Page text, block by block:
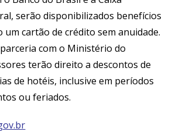
serão disponibilizados benefícios
um cartão de crédito sem anuidade.
com o Ministério do
terão direito a descontos de
de hotéis, inclusive em períodos
ou feriados.